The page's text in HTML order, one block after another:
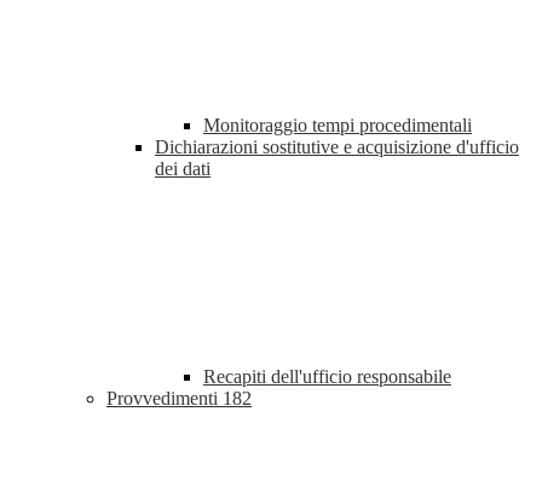
Monitoraggio tempi procedimentali
Dichiarazioni sostitutive e acquisizione d'ufficio
dei dati
Recapiti dell'ufficio responsabile
Provvedimenti 182